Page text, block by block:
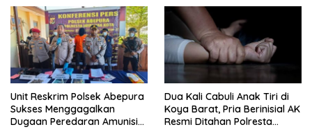
Unit Reskrim Polsek Abepura
Sukses Menggagalkan
Dugaan Peredaran Amunisi
Dua Kali Cabuli Anak Tiri di
Koya Barat, Pria Berinisial AK
Resmi Ditahan Polresta